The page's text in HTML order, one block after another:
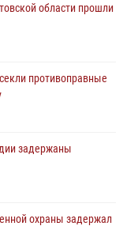
охраны задержал
противоправные
прошел в
области прошли
противоправные
задержаны
охраны задержал